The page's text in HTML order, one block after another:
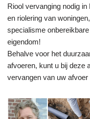
Riool vervanging nodig
en riolering van
specialisme
eigendom!
Behalve voor het
afvoeren, kunt u bij deze
vervangen van uw afvoer